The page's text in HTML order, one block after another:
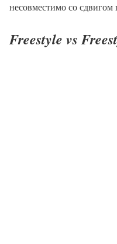
несовместимо со сдвигом
Freestyle vs